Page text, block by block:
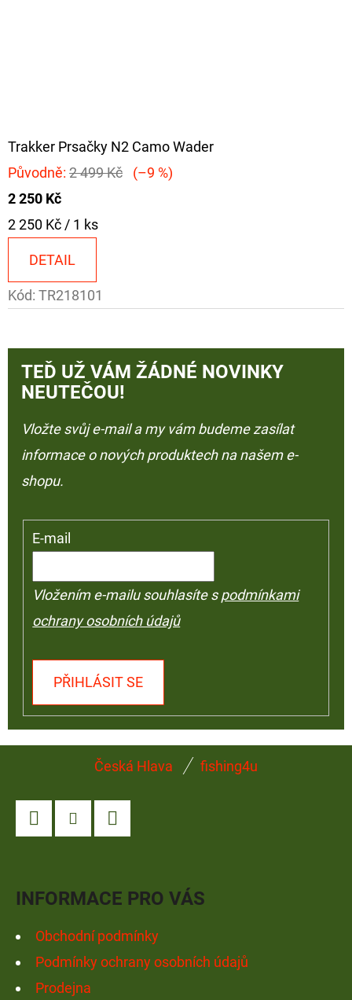
Trakker Prsačky N2 Camo Wader
Původně: 2 499 Kč
(–9 %)
2 250 Kč
Měrná
2 250 Kč / 1 ks
DETAIL
Kód: TR218101
TEĎ UŽ VÁM ŽÁDNÉ NOVINKY
NEUTEČOU!
Vložte svůj e-mail a my vám budeme zasílat
informace o nových produktech na našem e-
shopu.
E-mail
Vložením e-mailu souhlasíte spodmínkami
ochrany osobních údajů
PŘIHLÁSIT SE
Česká Hlava fishing4u
INFORMACE PRO VÁS
Obchodní podmínky
Podmínky ochrany osobních údajů
Prodejna